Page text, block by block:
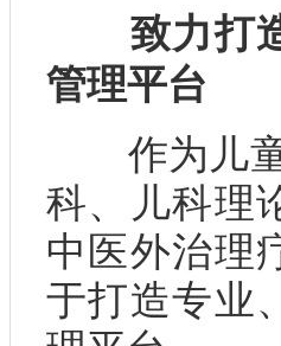
致力打造
管理平台
作为儿童
科、儿科理
中医外治理
于打造专业